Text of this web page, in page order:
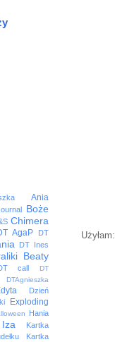
Użyłam:
Ania
Boże
Chimera
AgaP
DT
DT Ines
Beaty
call
DT
DTAgnieszka
Dzień
Exploding
Hania
Iza
Kartka
Kartka